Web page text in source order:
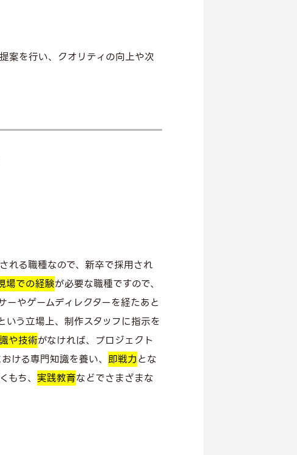
案を行い、クオリティの向上や次
れる職種なので、新卒で採用され
場での経験が必要な職種ですので、
やゲームディレクターを経たあと
いう立場上、制作スタッフに指示を
や技術がなければ、プロジェクト
ける専門知識を養い、 即戦力とな
ち、 実践教育などでさまざまな